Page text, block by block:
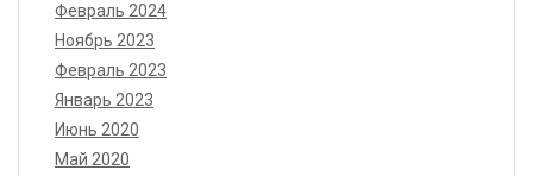
Февраль 2024
Ноябрь 2023
Февраль 2023
Январь 2023
Июнь 2020
Май 2020